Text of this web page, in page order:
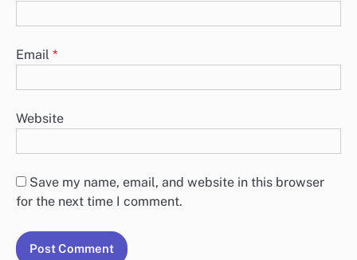
Email *
Website
Save my name, email, and website in this browser
for the next time I comment.